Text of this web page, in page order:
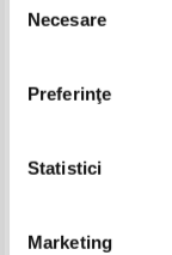
consimțământului
Necesare
Preferinţe
Statistici
Marketing
Pret: